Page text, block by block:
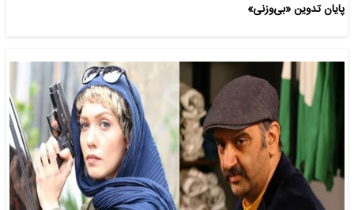
پایان تدوین «بی‌وزنی»